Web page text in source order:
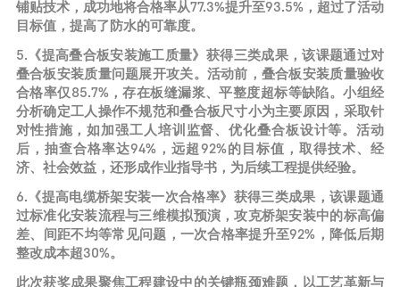
铺贴技术，成功地将合格率从77.3%提升至93.5%，超过了活动
目标值，提高了防水的可靠度。
5.《提高叠合板安装施工质量》获得三类成果，该课题通过对
叠合板安装质量问题展开攻关。活动前，叠合板安装质量验收
合格率仅85.7%，存在板缝漏浆、平整度超标等缺陷。小组经
分析确定工人操作不规范和叠合板尺寸小为主要原因，采取针
对性措施，如加强工人培训监督、优化叠合板设计等。活动
后，抽查合格率达94%，远超92%的目标值，取得技术、经
济、社会效益，还形成作业指导书，为后续工程提供经验。
6.《提高电缆桥架安装一次合格率》获得三类成果，该课题通
过标准化安装流程与三维模拟预演，攻克桥架安装中的标高偏
差、间距不均等常见问题，一次合格率提升至92%，降低后期
整改成本超30%。
此次获奖成果聚焦工程建设中的关键瓶颈难题，以工艺革新与